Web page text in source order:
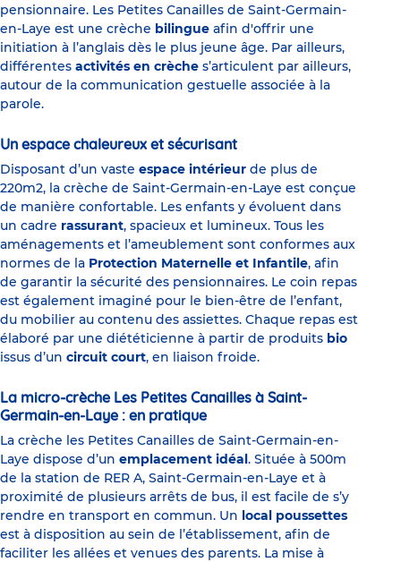
pensionnaire. Les Petites Canailles de Saint-Germain-
en-Laye est une crèche bilingue afin d'offrir une
initiation à l’anglais dès le plus jeune âge. Par ailleurs,
différentes activités en crèche s’articulent par ailleurs,
autour de la communication gestuelle associée à la
parole.
Un espace chaleureux et sécurisant
Disposant d’un vaste espace intérieur de plus de
220m2, la crèche de Saint-Germain-en-Laye est conçue
de manière confortable. Les enfants y évoluent dans
un cadre rassurant, spacieux et lumineux. Tous les
aménagements et l’ameublement sont conformes aux
normes de la Protection Maternelle et Infantile, afin
de garantir la sécurité des pensionnaires. Le coin repas
est également imaginé pour le bien-être de l’enfant,
du mobilier au contenu des assiettes. Chaque repas est
élaboré par une diététicienne à partir de produits bio
issus d’un circuit court, en liaison froide.
La micro-crèche Les Petites Canailles à Saint-
Germain-en-Laye : en pratique
La crèche les Petites Canailles de Saint-Germain-en-
Laye dispose d’un emplacement idéal. Située à 500m
de la station de RER A, Saint-Germain-en-Laye et à
proximité de plusieurs arrêts de bus, il est facile de s’y
rendre en transport en commun. Un local poussettes
est à disposition au sein de l’établissement, afin de
faciliter les allées et venues des parents. La mise à